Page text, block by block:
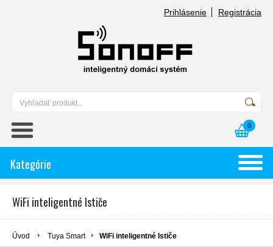
Prihlásenie Registrácia
0
Kategórie
WiFi inteligentné Ističe
Úvod Tuya Smart WiFi inteligentné Ističe